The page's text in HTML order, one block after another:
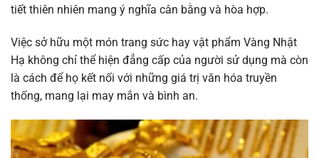
tiết thiên nhiên mang ý nghĩa cân bằng và hòa hợp.
Việc sở hữu một món trang sức hay vật phẩm Vàng Nhật
Hạ không chỉ thể hiện đẳng cấp của người sử dụng mà còn
là cách để họ kết nối với những giá trị văn hóa truyền
thống, mang lại may mắn và bình an.